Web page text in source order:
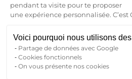
FR
pendant ta visite pour te proposer
une expérience personnalisée. C’est
Voici pourquoi nous utilisons
Partage de données avec Google
Cookies fonctionnels
On vous présente nos cookies